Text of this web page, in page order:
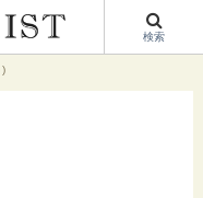
検索
)